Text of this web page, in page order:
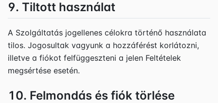
9. Tiltott használat
A Szolgáltatás jogellenes célokra történő használata
tilos. Jogosultak vagyunk a hozzáférést korlátozni,
illetve a fiókot felfüggeszteni a jelen Feltételek
megsértése esetén.
10. Felmondás és fiók törlése